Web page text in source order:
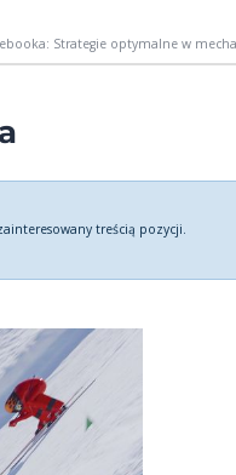
ebooka: Strategie optymalne w
treścią pozycji.